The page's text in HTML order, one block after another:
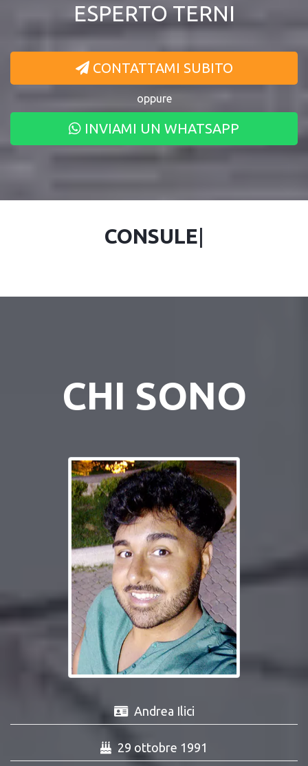
ESPERTO TERNI
CONTATTAMI SUBITO
oppure
INVIAMI UN WHATSAPP
CONSULE
CHI SONO
Andrea Ilici
29 ottobre 1991